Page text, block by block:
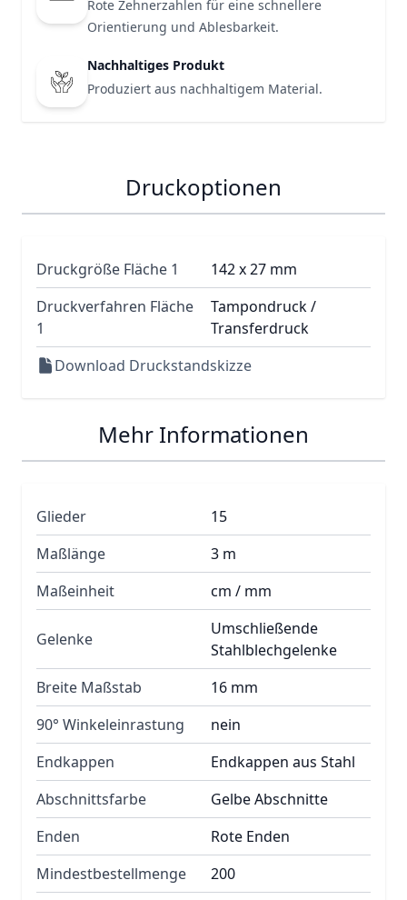
Rote Zehnerzahlen für eine schnellere
Orientierung und Ablesbarkeit.
Nachhaltiges Produkt
Produziert aus nachhaltigem Material.
Druckoptionen
Druckgröße Fläche 1
142 x 27 mm
Druckverfahren Fläche
1
Tampondruck /
Transferdruck
Download Druckstandskizze
Mehr Informationen
Glieder
15
Maßlänge
3 m
Maßeinheit
cm / mm
Gelenke
Umschließende
Stahlblechgelenke
Breite Maßstab
16 mm
90° Winkeleinrastung
nein
Endkappen
Endkappen aus Stahl
Abschnittsfarbe
Gelbe Abschnitte
Enden
Rote Enden
Mindestbestellmenge
200